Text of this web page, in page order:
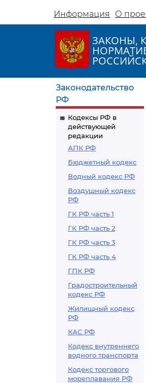
Информация О
ЗАКОНЫ,
Законодательство
РФ
Кодексы РФ в
действующей
редакции
АПК РФ
Бюджетный кодекс
Водный кодекс РФ
Воздушный кодекс
РФ
ГК РФ часть 1
ГК РФ часть 2
ГК РФ часть 3
ГК РФ часть 4
ГПК РФ
Градостроительный
кодекс РФ
Жилищный кодекс
РФ
КАС РФ
Кодекс внутреннего
водного транспорта
Кодекс торгового
мореплавания РФ